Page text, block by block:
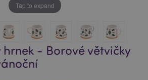
Tap to expand
hrnek - Borové větvičky